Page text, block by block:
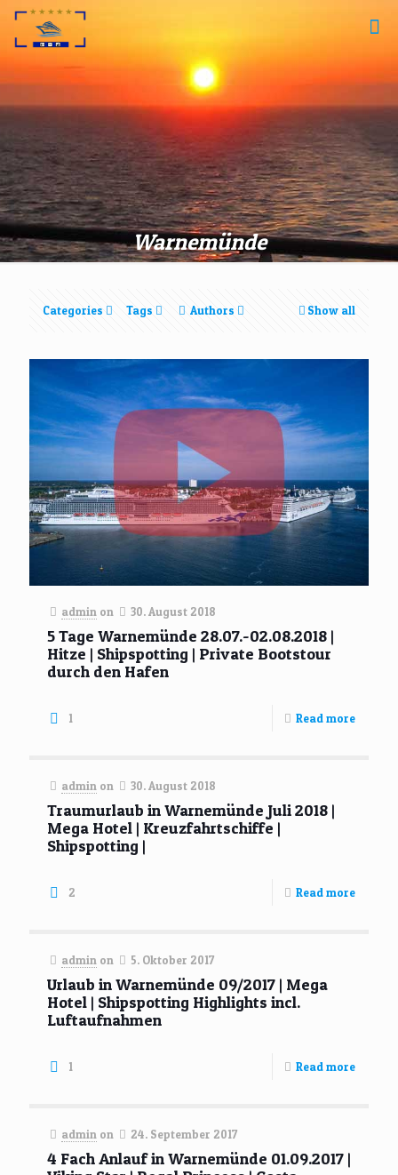
Warnemünde
Categories Tags Authors Show all
admin on 30. August 2018
5 Tage Warnemünde 28.07.-02.08.2018 |
Hitze | Shipspotting | Private Bootstour
durch den Hafen
1 Read more
admin on 30. August 2018
Traumurlaub in Warnemünde Juli 2018 |
Mega Hotel | Kreuzfahrtschiffe |
Shipspotting |
2 Read more
admin on 5. Oktober 2017
Urlaub in Warnemünde 09/2017 | Mega
Hotel | Shipspotting Highlights incl.
Luftaufnahmen
1 Read more
admin on 24. September 2017
4 Fach Anlauf in Warnemünde 01.09.2017 |